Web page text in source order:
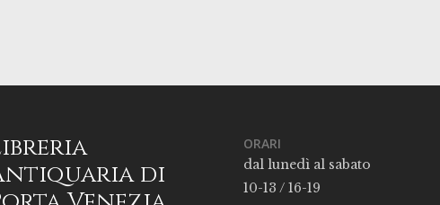
di
ORARI
dal lunedì al sabato
10-13 / 16-19